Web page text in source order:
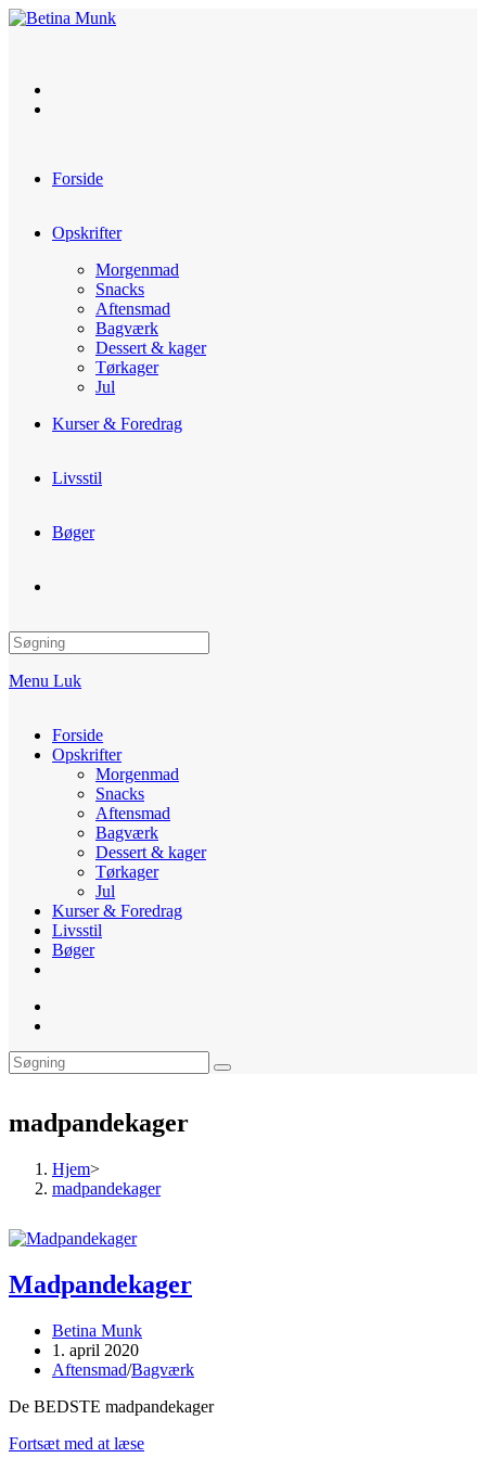
Skip
Forside
Opskrifter
Morgenmad
Snacks
Aftensmad
Bagværk
Dessert & kager
Tørkager
Jul
Kurser & Foredrag
Livsstil
Bøger
website
search
Menu Luk
Forside
Opskrifter
Morgenmad
Snacks
Aftensmad
Bagværk
Dessert & kager
Tørkager
Jul
Kurser & Foredrag
Livsstil
Bøger
madpandekager
Hjem>
madpandekager
Madpandekager
Post
author:
Betina Munk
Post
published:
1. april 2020
Post
Aftensmad/Bagværk
De BEDSTE madpandekager
Fortsæt med at læseMadpandekager